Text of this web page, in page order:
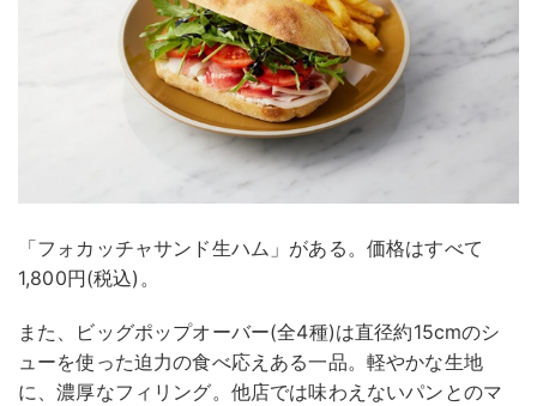
「フォカッチャサンド生ハム」がある。価格はすべて
1,800円(税込)。
また、ビッグポップオーバー(全4種)は直径約15cmのシ
ューを使った迫力の食べ応えある一品。軽やかな生地
に、濃厚なフィリング。他店では味わえないパンとのマ